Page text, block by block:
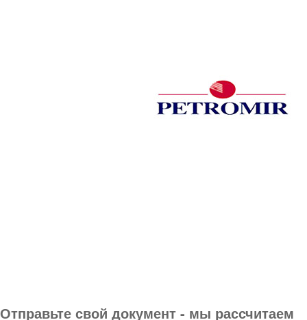
Отправьте свой документ - мы рассчитаем